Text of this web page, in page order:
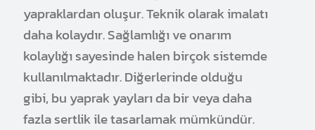
yapraklardan oluşur. Teknik olarak imalatı
daha kolaydır. Sağlamlığı ve onarım
kolaylığı sayesinde halen birçok sistemde
kullanılmaktadır. Diğerlerinde olduğu
gibi, bu yaprak yayları da bir veya daha
fazla sertlik ile tasarlamak mümkündür.